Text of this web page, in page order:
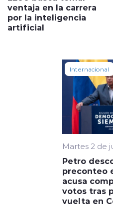
ventaja en la carrera
por la inteligencia
artificial
Internacional
Martes 2 de
Petro
preconteo
acusa
votos tras
vuelta en